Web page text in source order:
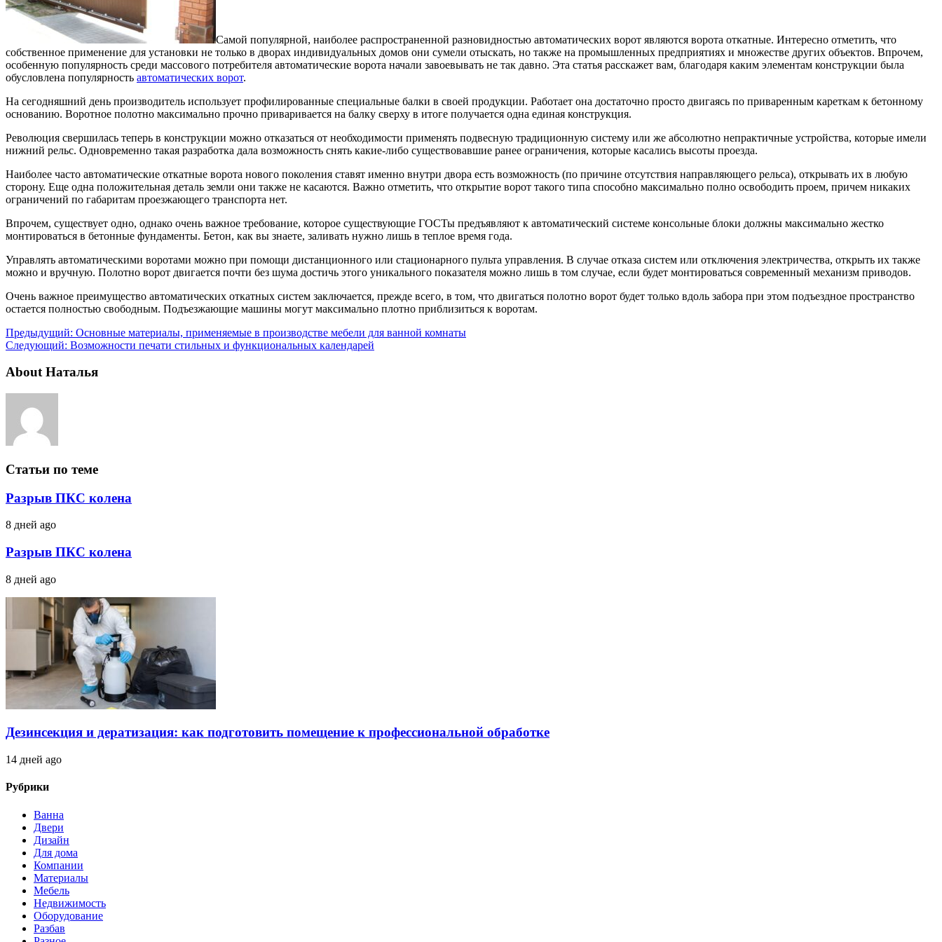
Самой популярной, наиболее распространенной разновидностью автоматических ворот являются ворота откатные. Интересно отметить, что
собственное применение для установки не только в дворах индивидуальных домов они сумели отыскать, но также на промышленных предприятиях и множестве других объектов. Впрочем,
особенную популярность среди массового потребителя автоматические ворота начали завоевывать не так давно. Эта статья расскажет вам, благодаря каким элементам конструкции была
обусловлена популярность автоматических ворот.
На сегодняшний день производитель использует профилированные специальные балки в своей продукции. Работает она достаточно просто двигаясь по приваренным кареткам к бетонному
основанию. Воротное полотно максимально прочно приваривается на балку сверху в итоге получается одна единая конструкция.
Революция свершилась теперь в конструкции можно отказаться от необходимости применять подвесную традиционную систему или же абсолютно непрактичные устройства, которые имели
нижний рельс. Одновременно такая разработка дала возможность снять какие-либо существовавшие ранее ограничения, которые касались высоты проезда.
Наиболее часто автоматические откатные ворота нового поколения ставят именно внутри двора есть возможность (по причине отсутствия направляющего рельса), открывать их в любую
сторону. Еще одна положительная деталь земли они также не касаются. Важно отметить, что открытие ворот такого типа способно максимально полно освободить проем, причем никаких
ограничений по габаритам проезжающего транспорта нет.
Впрочем, существует одно, однако очень важное требование, которое существующие ГОСТы предъявляют к автоматический системе консольные блоки должны максимально жестко
монтироваться в бетонные фундаменты. Бетон, как вы знаете, заливать нужно лишь в теплое время года.
Управлять автоматическими воротами можно при помощи дистанционного или стационарного пульта управления. В случае отказа систем или отключения электричества, открыть их также
можно и вручную. Полотно ворот двигается почти без шума достичь этого уникального показателя можно лишь в том случае, если будет монтироваться современный механизм приводов.
Очень важное преимущество автоматических откатных систем заключается, прежде всего, в том, что двигаться полотно ворот будет только вдоль забора при этом подъездное пространство
остается полностью свободным. Подъезжающие машины могут максимально плотно приблизиться к воротам.
Предыдущий: Основные материалы, применяемые в производстве мебели для ванной комнаты
Следующий: Возможности печати стильных и функциональных календарей
About Наталья
Статьи по теме
Разрыв ПКС колена
8 дней ago
Разрыв ПКС колена
8 дней ago
Дезинсекция и дератизация: как подготовить помещение к профессиональной обработке
14 дней ago
Рубрики
Ванна
Двери
Дизайн
Для дома
Компании
Материалы
Мебель
Недвижимость
Оборудование
Разбав